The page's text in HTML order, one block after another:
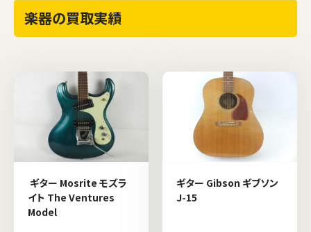
楽器の買取実績
ギター Mosrite モズラ
イト The Ventures
Model
ギター Gibson ギブソン
J-15